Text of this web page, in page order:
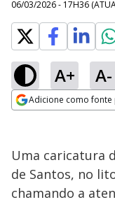
06/03/2026 - 17H36
A+ A-
Adicione como
Ativar
Uma caricatura
de Santos, no
chamando a